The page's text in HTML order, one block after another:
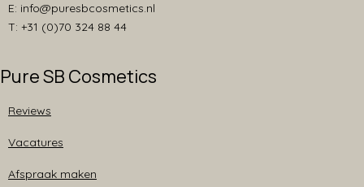
E: info@puresbcosmetics.nl
T: +31 (0)70 324 88 44
Pure SB Cosmetics
Reviews
Vacatures
Afspraak maken